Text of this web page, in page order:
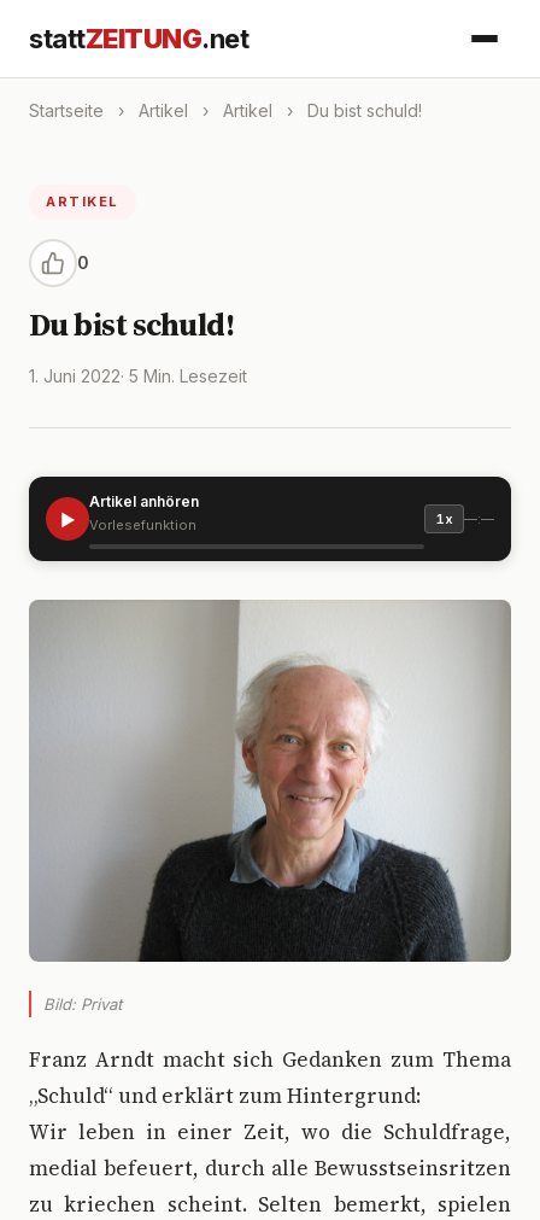
stattZEITUNG.net
Startseite › Artikel › Artikel › Du bist schuld!
ARTIKEL
0
Du bist schuld!
1. Juni 2022· 5 Min. Lesezeit
▶
Artikel anhören
Vorlesefunktion 1x —:—
Bild: Privat
Franz Arndt macht sich Gedanken zum Thema
„Schuld“ und erklärt zum Hintergrund:
Wir leben in einer Zeit, wo die Schuldfrage,
medial befeuert, durch alle Bewusstseinsritzen
zu kriechen scheint. Selten bemerkt, spielen